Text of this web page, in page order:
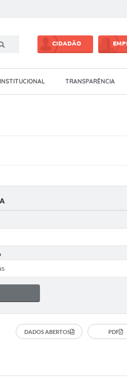
CIDADÃO
INSTITUCIONAL TRANSPARÊNCIA
DADOS ABERTOS PDF